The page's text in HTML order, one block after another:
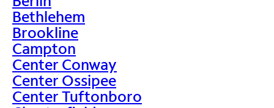
Bethlehem
Brookline
Campton
Center Conway
Center Ossipee
Center Tuftonboro